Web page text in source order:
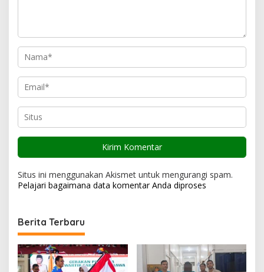
Situs ini menggunakan Akismet untuk mengurangi spam.
Pelajari bagaimana data komentar Anda diproses
Berita Terbaru